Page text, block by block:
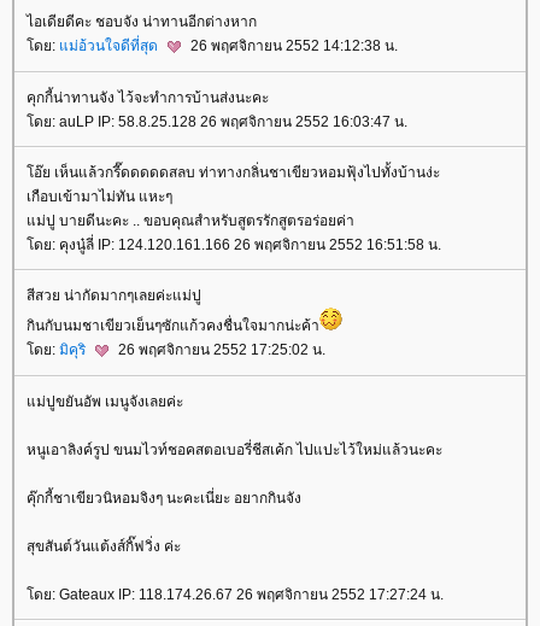
ไอเดียดีคะ ชอบจัง น่าทานอีกต่างหาก
ดย: ม่อ้วนใจดีที่สุด 26 พฤศจิกายน 2552 14:12:38 น.
คุกกี้น่าทานจัง ไว้จะทำการบ้านส่งนะคะ
ดย: auLP IP: 58.8.25.128 26 พฤศจิกายน 2552 16:03:47 น.
อ๊ย เห็นแล้วกรี๊ดดดดดสลบ ท่าทางกลิ่นชาเขียวหอมฟุ้งไปทั้งบ้านง่ะ
เกือบเข้ามาไม่ทัน แหะๆ
ม่ปู บายดีนะคะ .. ขอบคุณสำหรับสูตรรักสูตรอร่อยค่า
ดย: คุงนู๋ลี่ IP: 124.120.161.166 26 พฤศจิกายน 2552 16:51:58 น.
สีสวย น่ากัดมากๆเลยค่ะแม่ปู
กินกับนมชาเขียวเย็นๆซักแก้วคงชื่นใจมากน่ะค้า
ดย: มิคุริ 26 พฤศจิกายน 2552 17:25:02 น.
ม่ปูขยันอัพ เมนูจังเลยค่ะ
หนูเอาลิงค์รูป ขนมไวท์ชอคสตอเบอรี่ชีสเค้ก ไปแปะไว้ใหม่แล้วนะคะ
คุ๊กกี้ชาเขียวนิหอมจิงๆ นะคะเนี่ยะ อยากกินจัง
สุขสันต์วันแต้งส์กิ๊ฟวิ่ง ค่ะ
ดย: Gateaux IP: 118.174.26.67 26 พฤศจิกายน 2552 17:27:24 น.